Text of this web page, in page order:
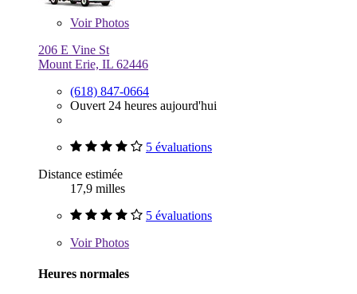
VoirPhotos
206 E Vine St
Mount Erie, IL 62446
(618) 847-0664
Ouvert 24 heures aujourd'hui
5 évaluations
Distance estimée
17,9 milles
5 évaluations
VoirPhotos
Heures normales